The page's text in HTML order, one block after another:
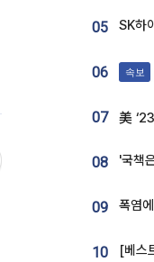
05
06 속보
07
08
09
10